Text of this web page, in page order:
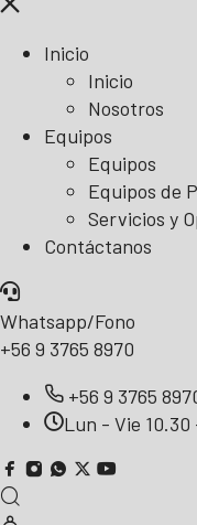
Inicio
Inicio
Nosotros
Equipos
Equipos
Equipos de
Servicios y
Contáctanos
Whatsapp/Fono
+56 9 3765 8970
+56 9 3765
Lun - Vie